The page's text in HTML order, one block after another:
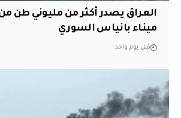
العراق يصدر أكثر من مليوني طن
ميناء بانياس السوري
قبل يوم واحد